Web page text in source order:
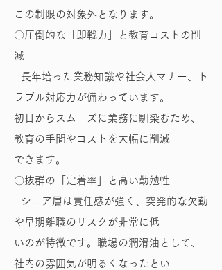
この制限の対象外となります。
〇圧倒的な「即戦力」と教育コストの削
減
長年培った業務知識や社会人マナー、ト
ラブル対応力が備わっています。
初日からスムーズに業務に馴染むため、
教育の手間やコストを大幅に削減
できます。
〇抜群の「定着率」と高い勤勉性
シニア層は責任感が強く、突発的な欠勤
や早期離職のリスクが非常に低
いのが特徴です。職場の潤滑油として、
社内の雰囲気が明るくなったとい